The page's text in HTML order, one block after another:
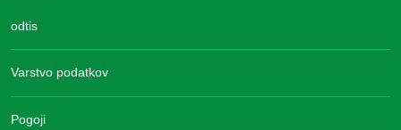
odtis
Varstvo podatkov
Pogoji